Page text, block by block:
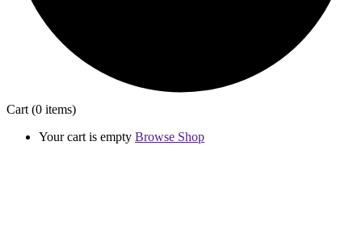
Cart (0 items)
Your cart is empty Browse Shop